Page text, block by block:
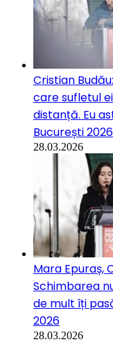
Cristian
care sufletul
distanță. Eu
București 2026
28.03.2026
Mara Epuraș,
Schimbarea
de mult îți
2026
28.03.2026